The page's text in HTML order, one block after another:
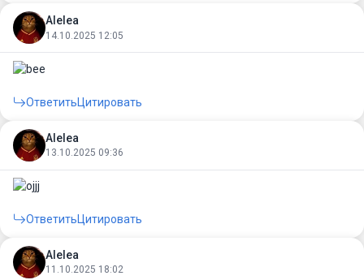
Alelea
14.10.2025 12:05
ОтветитьЦитировать
Alelea
13.10.2025 09:36
ОтветитьЦитировать
Alelea
11.10.2025 18:02